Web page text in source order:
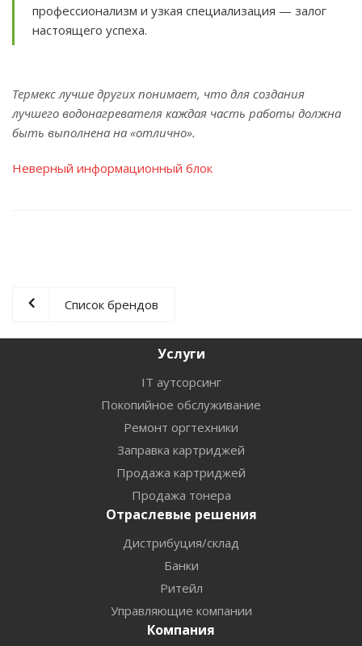
профессионализм и узкая специализация — залог
настоящего успеха.
Термекс лучше других понимает, что для создания
лучшего водонагревателя каждая часть работы должна
быть выполнена на «отлично».
Неверный информационный блок
Список брендов
Услуги
IT аутсорсинг
Покопийное обслуживание
Ремонт оргтехники
Заправка картриджей
Продажа картриджей
Продажа тонера
Отраслевые решения
Дистрибуция/склад
Банки
Ритейл
Управляющие компании
Компания